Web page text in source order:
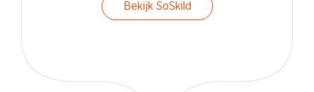
Bekijk SoSkild